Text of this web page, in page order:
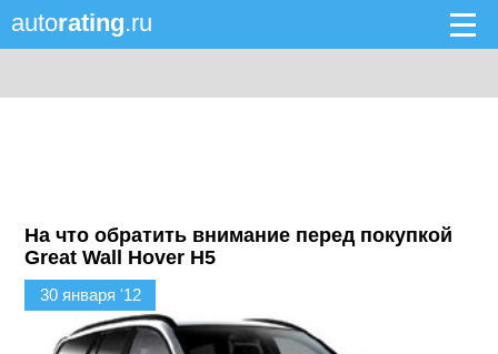
autorating.ru
На что обратить внимание перед покупкой
Great Wall Hover H5
30 января '12